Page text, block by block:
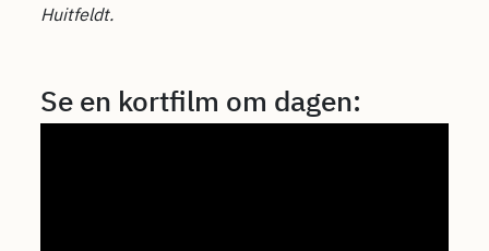
Huitfeldt.
Se en kortfilm om dagen: